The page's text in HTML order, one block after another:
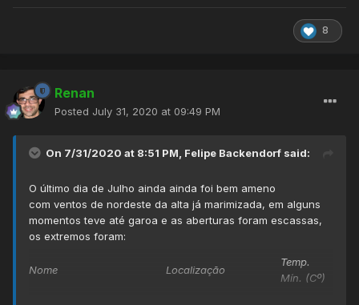
8
Renan
Posted July 31, 2020 at 09:49 PM
On 7/31/2020 at 8:51 PM, Felipe Backendorf said:
O último dia de Julho ainda ainda foi bem ameno
com ventos de nordeste da alta já marimizada, em alguns
momentos teve até garoa e as aberturas foram escassas,
os extremos foram:
Nome Localização
Temp.
Mín. (Cº)